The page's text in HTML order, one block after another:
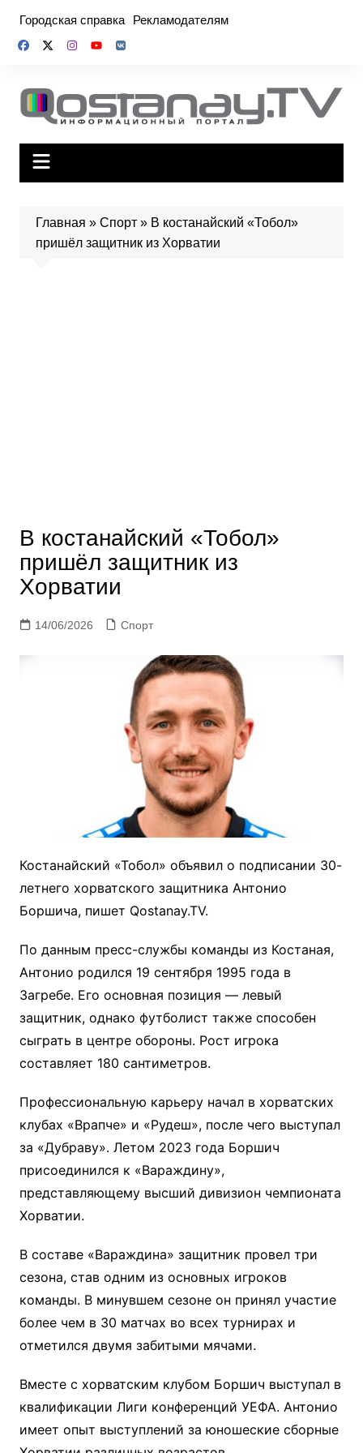
содержимому
Городская справка Рекламодателям
Главная » Спорт» В костанайский «Тобол»
пришёл защитник из Хорватии
В костанайский «Тобол»
пришёл защитник из
Хорватии
14/06/2026 Спорт
Костанайский «Тобол» объявил о подписании 30-
летнего хорватского защитника Антонио
Боршича, пишет Qostanay.TV.
По данным пресс-службы команды из Костаная,
Антонио родился 19 сентября 1995 года в
Загребе. Его основная позиция — левый
защитник, однако футболист также способен
сыграть в центре обороны. Рост игрока
составляет 180 сантиметров.
Профессиональную карьеру начал в хорватских
клубах «Врапче» и «Рудеш», после чего выступал
за «Дубраву». Летом 2023 года Боршич
присоединился к «Вараждину»,
представляющему высший дивизион чемпионата
Хорватии.
В составе «Вараждина» защитник провел три
сезона, став одним из основных игроков
команды. В минувшем сезоне он принял участие
более чем в 30 матчах во всех турнирах и
отметился двумя забитыми мячами.
Вместе с хорватским клубом Боршич выступал в
квалификации Лиги конференций УЕФА. Антонио
имеет опыт выступлений за юношеские сборные